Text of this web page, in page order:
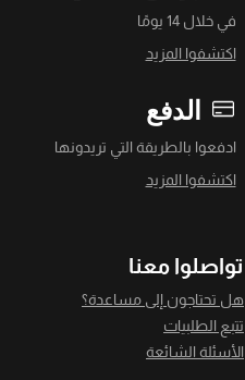
في خلال 14 يومًا
اكتشفوا المزيد
الدفع
ادفعوا بالطريقة التي تريدونها
اكتشفوا المزيد
تواصلوا معنا
هل تحتاجون إلى مساعدة؟
تتبع الطلبيات
الأسئلة الشائعة